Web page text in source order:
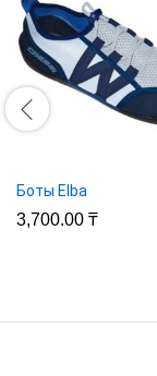
Боты Elba
3,700.00 ₸